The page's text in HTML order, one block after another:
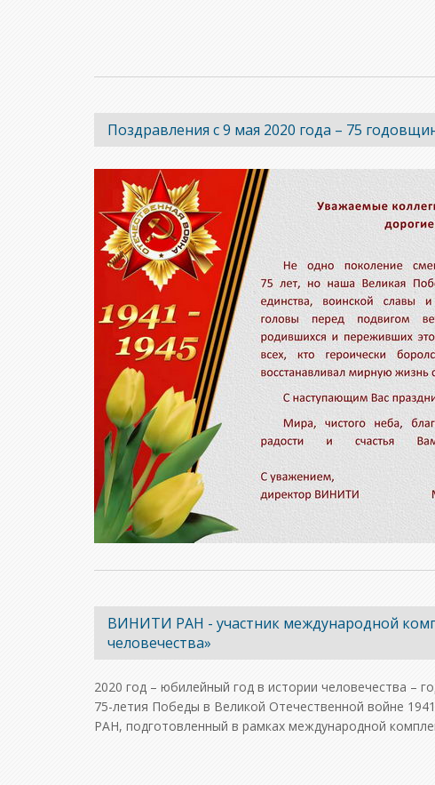
Поздравления с 9 мая 2020 года – 75
ВИНИТИ РАН - участник международной
человечества»
2020 год – юбилейный год в истории человечества –
75-летия Победы в Великой Отечественной войне
РАН, подготовленный в рамках международной